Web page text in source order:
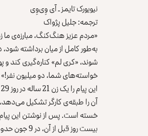
نیویورک تایمزـ آی وِی‌وِی
ترجمه:جلیل پژواک
«مردم عزیز هنگ‌کنگ، مبارزه‌ی
به‌طور کامل از میان برداشته
شوند، «کری لم» کناره‌گیری کند
خواسته‌های شما، دو میلیون نفر!»
آن را طبقه‌ی کارگر تشکیل
خسته است. پس از نوشتن این
بیست روز